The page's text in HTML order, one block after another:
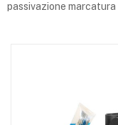
passivazione marcatura